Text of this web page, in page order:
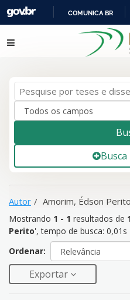
COMUNICA BR
resultados de
Perito
Pular para o conteúdo
Busca
Autor Amorim, Édson Perito
Mostrando 1 - 1 resultados de
Perito', tempo de busca: 0,01s
Ordenar:
Exportar